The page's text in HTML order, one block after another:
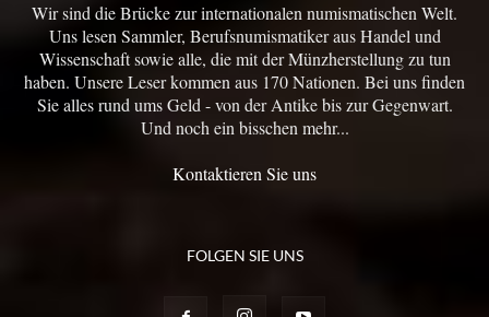
Wir sind die Brücke zur internationalen numismatischen Welt.
Uns lesen Sammler, Berufsnumismatiker aus Handel und
Wissenschaft sowie alle, die mit der Münzherstellung zu tun
haben. Unsere Leser kommen aus 170 Nationen. Bei uns finden
Sie alles rund ums Geld - von der Antike bis zur Gegenwart.
Und noch ein bisschen mehr...
Kontaktieren Sie uns
FOLGEN SIE UNS